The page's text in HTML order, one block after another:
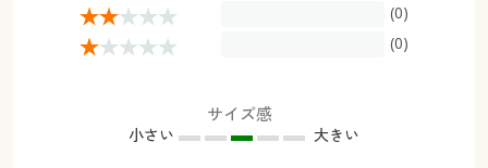
(0)
(0)
サイズ感
小さい 大きい